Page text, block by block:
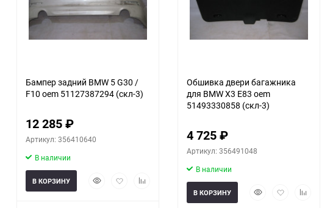
Бампер задний BMW 5 G30 /
F10 oem 51127387294 (скл-3)
12 285₽
Артикул: 356410640
В наличии
БыстрыйДобавитьДобавить
В КОРЗИНУ
Обшивка двери багажника
для BMW X3 E83 oem
51493330858 (скл-3)
4 725₽
Артикул: 356491048
В наличии
БыстрыйДобавитьДобавить
В КОРЗИНУ